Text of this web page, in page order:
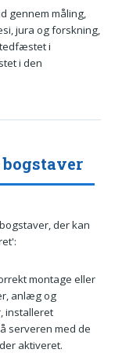
gennem måling,
jura og forskning,
i
i den
der kan
montage eller
anlæg og
installeret
serveren med de
aktiveret.